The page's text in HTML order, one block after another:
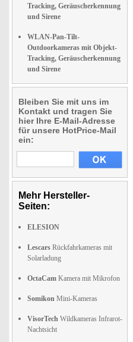
Tracking, Geräuscherkennung
und Sirene
WLAN-Pan-Tilt-
Outdoorkameras mit Objekt-
Tracking, Geräuscherkennung
und Sirene
Bleiben Sie mit uns im
Kontakt und tragen Sie
hier Ihre E-Mail-Adresse
für unsere HotPrice-Mail
ein:
Mehr Hersteller-
Seiten:
ELESION
Lescars Rückfahrkameras mit
Solarladung
OctaCam Kamera mit Mikrofon
Somikon Mini-Kameras
VisorTech Wildkameras Infrarot-
Nachtsicht